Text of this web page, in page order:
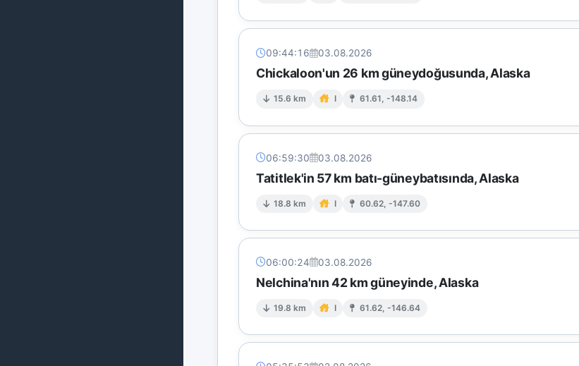
09:44:16 03.08.2026
Chickaloon'un 26 km güneydoğusunda, Alaska
15.6 km I 61.61, -148.14
06:59:30 03.08.2026
Tatitlek'in 57 km batı-güneybatısında, Alaska
18.8 km I 60.62, -147.60
06:00:24 03.08.2026
Nelchina'nın 42 km güneyinde, Alaska
19.8 km I 61.62, -146.64